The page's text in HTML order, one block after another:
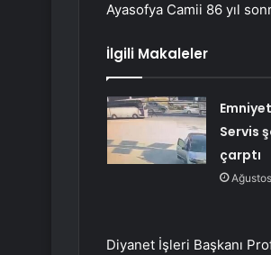
Ayasofya Camii 86 yıl
İlgili Makaleler
Servis
çarptı
Diyanet İşleri Başkanı